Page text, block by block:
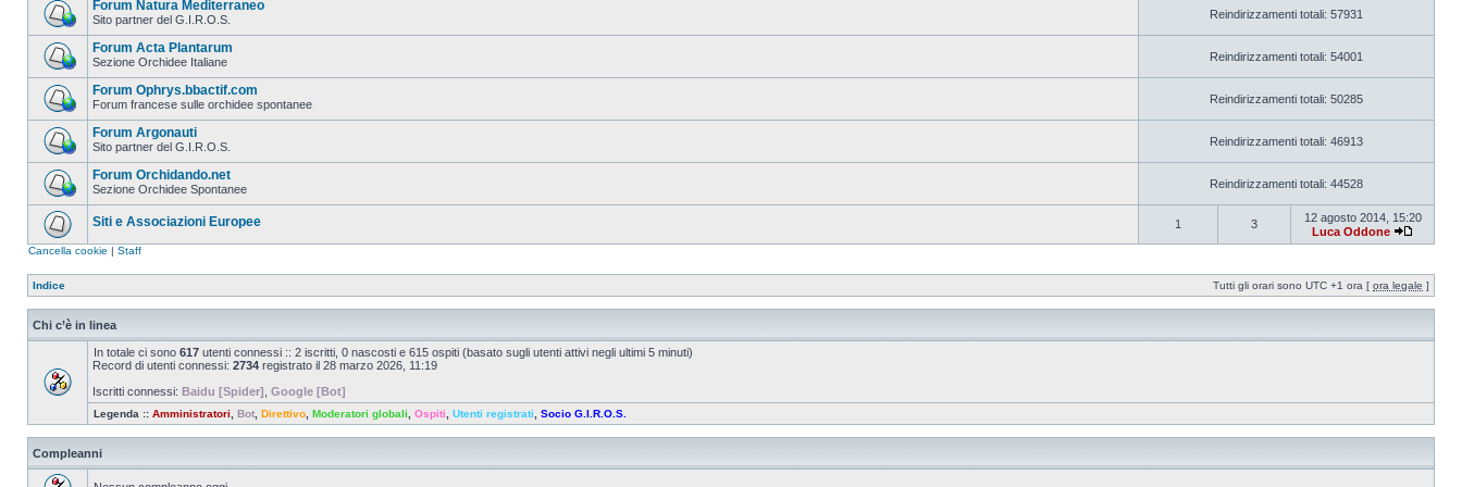
Forum Natura Mediterraneo
Sito partner del G.I.R.O.S. Reindirizzamenti totali: 57931
Forum Acta Plantarum
Sezione Orchidee Italiane Reindirizzamenti totali: 54001
Forum Ophrys.bbactif.com
Forum francese sulle orchidee spontanee Reindirizzamenti totali: 50285
Forum Argonauti
Sito partner del G.I.R.O.S. Reindirizzamenti totali: 46913
Forum Orchidando.net
Sezione Orchidee Spontanee Reindirizzamenti totali: 44528
Siti e Associazioni Europee 1 3
12 agosto 2014, 15:20
Luca Oddone
Cancella cookie | Staff
Indice Tutti gli orari sono UTC +1 ora [ ora legale ]
Chi c’è in linea
In totale ci sono 617 utenti connessi :: 2 iscritti, 0 nascosti e 615 ospiti (basato sugli utenti attivi negli ultimi 5 minuti)
Record di utenti connessi: 2734 registrato il 28 marzo 2026, 11:19
Iscritti connessi: Baidu [Spider] Google [Bot]
Legenda :: Amministratori Bot Direttivo Moderatori globali Ospiti Utenti registrati Socio G.I.R.O.S.
Compleanni